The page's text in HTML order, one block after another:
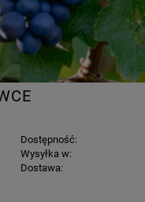
Dostępność:
Wysyłka w:
Dostawa: